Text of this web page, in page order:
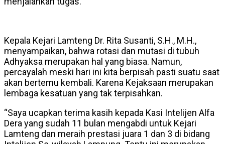
Kepala Kejari Lamteng Dr. Rita Susanti, S.H., M.H.,
menyampaikan, bahwa rotasi dan mutasi di tubuh
Adhyaksa merupakan hal yang biasa. Namun,
percayalah meski hari ini kita berpisah pasti suatu saat
akan bertemu kembali. Karena Kejaksaan merupakan
lembaga kesatuan yang tak terpisahkan.
“Saya ucapkan terima kasih kepada Kasi Intelijen Alfa
Dera yang sudah 11 bulan mengabdi untuk Kejari
Lamteng dan meraih prestasi juara 1 dan 3 di bidang